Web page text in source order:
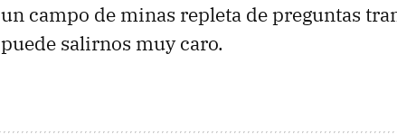
un campo de minas repleta de preguntas
puede salirnos muy caro.